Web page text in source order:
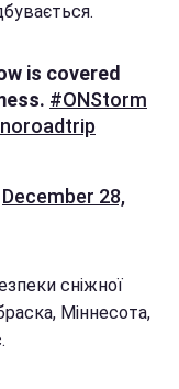
is covered
#ONStorm
December 28,
сніжної
Міннесота,